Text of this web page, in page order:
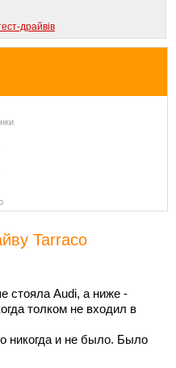
драйвів
Tarraco
стояла Audi, а ниже -
толком не входил в
никогда и не было. Было
SEAT, Volkswagen,